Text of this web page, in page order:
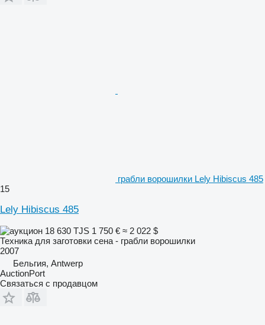
грабли ворошилки Lely Hibiscus 485
15
Lely Hibiscus 485
18 630 TJS 1 750 € ≈ 2 022 $
Техника для заготовки сена - грабли ворошилки
2007
Бельгия, Antwerp
AuctionPort
Связаться с продавцом